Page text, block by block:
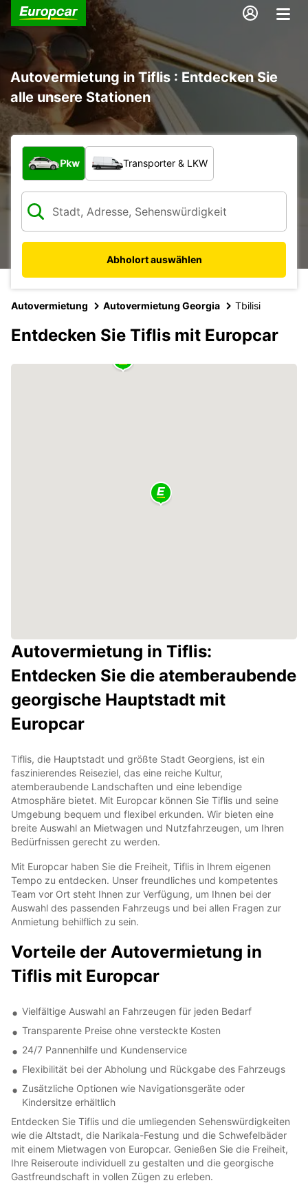
Autovermietung in Tiflis : Entdecken Sie
alle unsere Stationen
Welche Art von Fahrzeug?
Pkw Transporter & LKW
Abholort auswählen
Autovermietung Autovermietung Georgia Tbilisi
Entdecken Sie Tiflis mit Europcar
Autovermietung in Tiflis:
Entdecken Sie die atemberaubende
georgische Hauptstadt mit
Europcar
Tiflis, die Hauptstadt und größte Stadt Georgiens, ist ein
faszinierendes Reiseziel, das eine reiche Kultur,
atemberaubende Landschaften und eine lebendige
Atmosphäre bietet. Mit Europcar können Sie Tiflis und seine
Umgebung bequem und flexibel erkunden. Wir bieten eine
breite Auswahl an Mietwagen und Nutzfahrzeugen, um Ihren
Bedürfnissen gerecht zu werden.
Mit Europcar haben Sie die Freiheit, Tiflis in Ihrem eigenen
Tempo zu entdecken. Unser freundliches und kompetentes
Team vor Ort steht Ihnen zur Verfügung, um Ihnen bei der
Auswahl des passenden Fahrzeugs und bei allen Fragen zur
Anmietung behilflich zu sein.
Vorteile der Autovermietung in
Tiflis mit Europcar
Vielfältige Auswahl an Fahrzeugen für jeden Bedarf
Transparente Preise ohne versteckte Kosten
24/7 Pannenhilfe und Kundenservice
Flexibilität bei der Abholung und Rückgabe des Fahrzeugs
Zusätzliche Optionen wie Navigationsgeräte oder
Kindersitze erhältlich
Entdecken Sie Tiflis und die umliegenden Sehenswürdigkeiten
wie die Altstadt, die Narikala-Festung und die Schwefelbäder
mit einem Mietwagen von Europcar. Genießen Sie die Freiheit,
Ihre Reiseroute individuell zu gestalten und die georgische
Gastfreundschaft in vollen Zügen zu erleben.